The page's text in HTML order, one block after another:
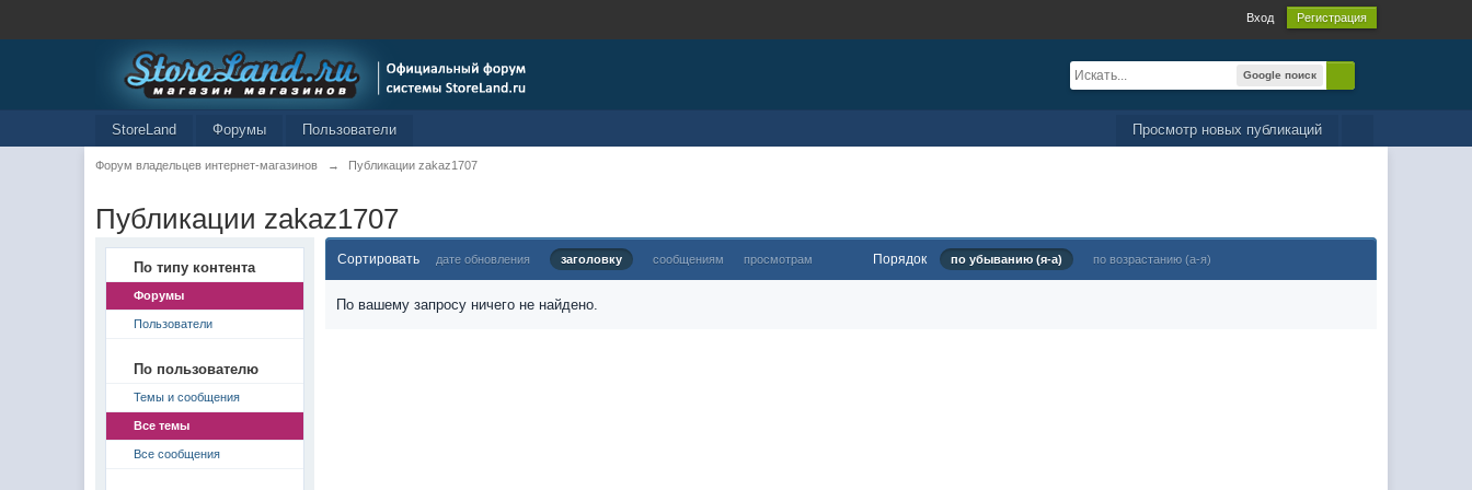
Вход Регистрация
Google поиск
Просмотр новых публикаций
StoreLand Форумы Пользователи
Форум владельцев интернет-магазинов → Публикации zakaz1707
Публикации zakaz1707
По типу контента
Форумы
Пользователи
По пользователю
Темы и сообщения
Все темы
Все сообщения
Сортировать дате обновления заголовку сообщениям просмотрам Порядок по убыванию (я-а) по возрастанию (а-я)
По вашему запросу ничего не найдено.